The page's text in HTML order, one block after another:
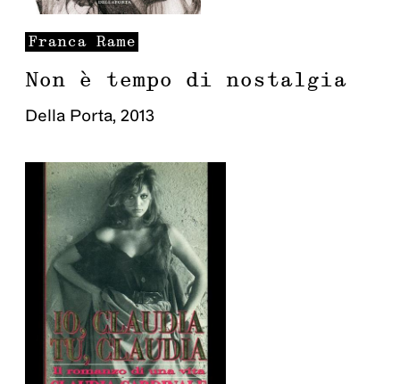
Franca Rame
Non è tempo di nostalgia
Della Porta, 2013